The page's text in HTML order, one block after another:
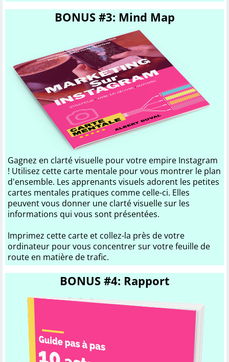
BONUS #3: Mind Map
Gagnez en clarté visuelle pour votre empire Instagram
! Utilisez cette carte mentale pour vous montrer le plan
d'ensemble. Les apprenants visuels adorent les petites
cartes mentales pratiques comme celle-ci. Elles
peuvent vous donner une clarté visuelle sur les
informations qui vous sont présentées.
Imprimez cette carte et collez-la près de votre
ordinateur pour vous concentrer sur votre feuille de
route en matière de trafic.
BONUS #4: Rapport